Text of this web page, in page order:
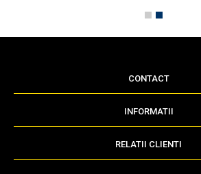
CONTACT
INFORMATII
RELATII CLIENTI